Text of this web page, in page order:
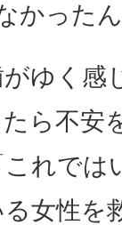
かった
ゆく感
ら不安
れでは
女性を